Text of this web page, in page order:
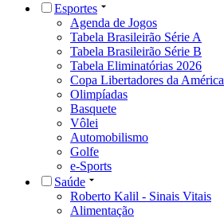
Esportes
Agenda de Jogos
Tabela Brasileirão Série A
Tabela Brasileirão Série B
Tabela Eliminatórias 2026
Copa Libertadores da América
Olimpíadas
Basquete
Vôlei
Automobilismo
Golfe
e-Sports
Saúde
Roberto Kalil - Sinais Vitais
Alimentação